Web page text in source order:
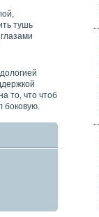
тушь
то, что чтоб
боковую.